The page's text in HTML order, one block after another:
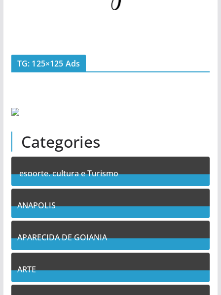
TG: 125×125 Ads
Categories
esporte, cultura e Turismo
7Posts
ANAPOLIS
11Posts
APARECIDA DE GOIANIA
14Posts
ARTE
5Posts